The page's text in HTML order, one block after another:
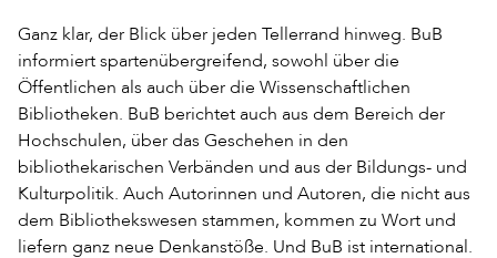
Ganz klar, der Blick über jeden Tellerrand hinweg. BuB
informiert spartenübergreifend, sowohl über die
Öffentlichen als auch über die Wissenschaftlichen
Bibliotheken. BuB berichtet auch aus dem Bereich der
Hochschulen, über das Geschehen in den
bibliothekarischen Verbänden und aus der Bildungs- und
Kulturpolitik. Auch Autorinnen und Autoren, die nicht aus
dem Bibliothekswesen stammen, kommen zu Wort und
liefern ganz neue Denkanstöße. Und BuB ist international.